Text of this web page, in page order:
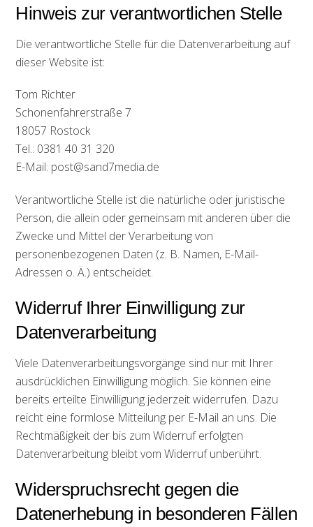
Hinweis zur verantwortlichen Stelle
Die verantwortliche Stelle für die Datenverarbeitung auf
dieser Website ist:
Tom Richter
Schonenfahrerstraße 7
18057 Rostock
Tel.: 0381 40 31 320
E-Mail: post@sand7media.de
Verantwortliche Stelle ist die natürliche oder juristische
Person, die allein oder gemeinsam mit anderen über die
Zwecke und Mittel der Verarbeitung von
personenbezogenen Daten (z. B. Namen, E-Mail-
Adressen o. Ä.) entscheidet.
Widerruf Ihrer Einwilligung zur
Datenverarbeitung
Viele Datenverarbeitungsvorgänge sind nur mit Ihrer
ausdrücklichen Einwilligung möglich. Sie können eine
bereits erteilte Einwilligung jederzeit widerrufen. Dazu
reicht eine formlose Mitteilung per E-Mail an uns. Die
Rechtmäßigkeit der bis zum Widerruf erfolgten
Datenverarbeitung bleibt vom Widerruf unberührt.
Widerspruchsrecht gegen die
Datenerhebung in besonderen Fällen